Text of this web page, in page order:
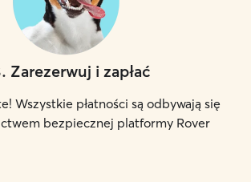
. Zarezerwuj i zapłać
Wszystkie płatności są odbywają się
bezpiecznej platformy Rover